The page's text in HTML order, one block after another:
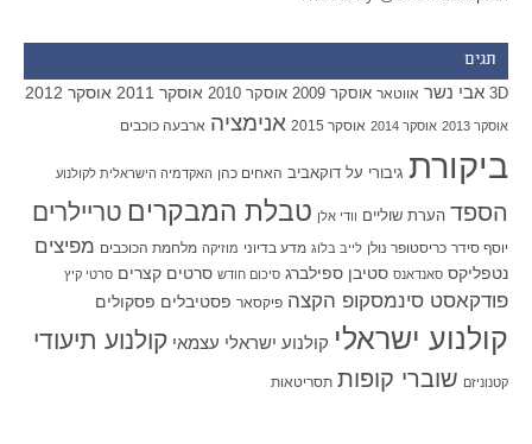
תגים
3D אבי נשר אווטאר אוסקר 2009 אוסקר 2010 אוסקר 2011 אוסקר 2012
אוסקר 2013 אוסקר 2014 אוסקר 2015 אנימציה ארבעה כוכבים
ביקורת גיבורי על דוקאביב האחים כהן האקדמיה הישראלית לקולנוע
הספד הערת שוליים וודי אלן טבלת המבקרים טריילרים
יוסף סידר כריסטופר נולן לייב בלוג מדע בדיוני מוזיקה מלחמת הכוכבים מפיצים
נטפליקס סאנדאנס סטיבן ספילברג סיכום חודש סרטים קצרים סרטי קיץ
פודקאסט סינמסקופ הקצה פיקסאר פסטיבלים פסקולים
קולנוע ישראלי קולנוע ישראלי עצמאי קולנוע תיעודי
קטנוניזם שוברי קופות תסריטאות